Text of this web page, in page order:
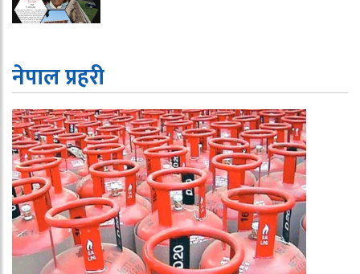
नेपाल प्रहरी